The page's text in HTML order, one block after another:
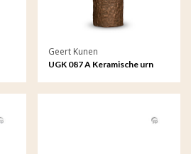
Geert Kunen
UGK 087 A Keramische urn